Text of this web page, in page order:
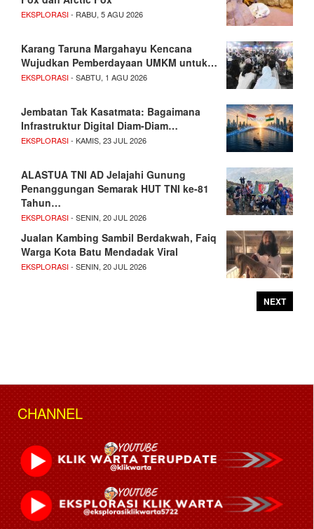
EKSPLORASI- RABU, 5 AGU 2026
Karang Taruna Margahayu Kencana
Wujudkan Pemberdayaan UMKM untuk…
EKSPLORASI- SABTU, 1 AGU 2026
Jembatan Tak Kasatmata: Bagaimana
Infrastruktur Digital Diam-Diam…
EKSPLORASI- KAMIS, 23 JUL 2026
ALASTUA TNI AD Jelajahi Gunung
Penanggungan Semarak HUT TNI ke-81
Tahun…
EKSPLORASI- SENIN, 20 JUL 2026
Jualan Kambing Sambil Berdakwah, Faiq
Warga Kota Batu Mendadak Viral
EKSPLORASI- SENIN, 20 JUL 2026
NEXT
CHANNEL